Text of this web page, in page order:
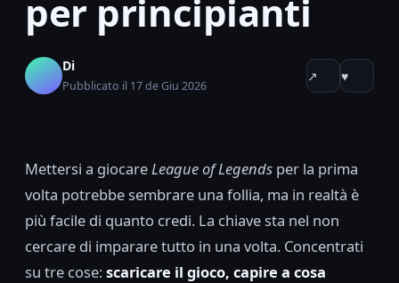
per principianti
Di
Pubblicato il 17 de Giu 2026
↗ ♥
Mettersi a giocareLeague of Legends per la prima
volta potrebbe sembrare una follia, ma in realtà è
più facile di quanto credi. La chiave sta nel non
cercare di imparare tutto in una volta. Concentrati
su tre cose:scaricare il gioco, capire a cosa